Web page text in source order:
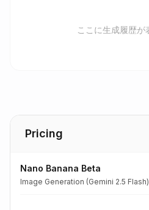
ここに生成履歴が
Pricing
Nano Banana Beta
Image Generation (Gemini 2.5 Flash)